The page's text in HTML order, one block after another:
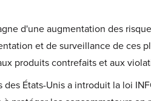
d'une augmentation des
et de surveillance de ces
produits contrefaits et aux
États-Unis a introduit la loi